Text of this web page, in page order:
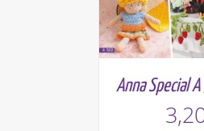
Anna Special